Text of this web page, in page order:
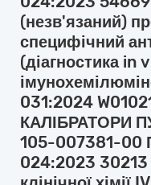
(незв'язаний)
специфічний
(діагностика in
031:2024
КАЛІБРАТОРИ
105-007381-00
024:2023